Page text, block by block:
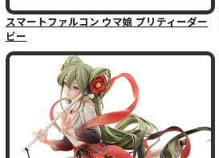
スマートファルコン ウマ娘 プリティーダー
ビー